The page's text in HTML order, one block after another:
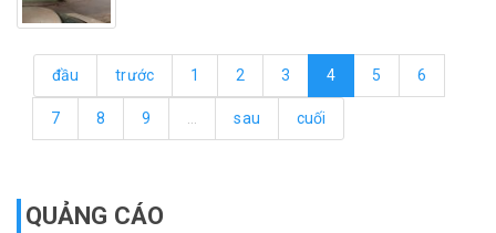
đầu trước 1 2 3 4 5 6
7 8 9 sau cuối
QUẢNG CÁO